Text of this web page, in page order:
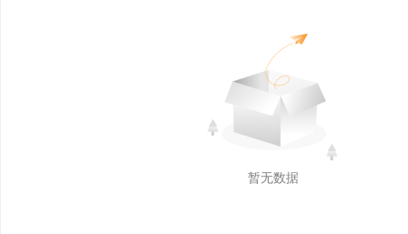
暂无数据